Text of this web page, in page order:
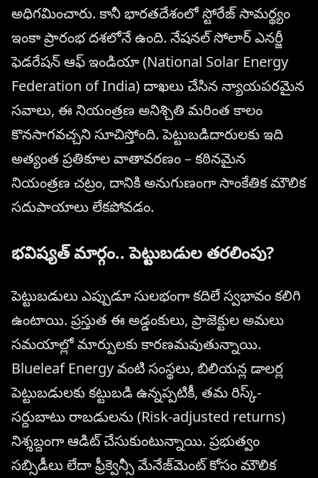
అధిగమించారు. కానీ భారతదేశంలో స్టోరేజ్ సామర్థ్యం
ఇంకా ప్రారంభ దశలోనే ఉంది. నేషనల్ సోలార్ ఎనర్జీ
ఫెడరేషన్ ఆఫ్ ఇండియా (National Solar Energy
Federation of India) దాఖలు చేసిన న్యాయపరమైన
సవాలు, ఈ నియంత్రణ అనిశ్చితి మరింత కాలం
కొనసాగవచ్చని సూచిస్తోంది. పెట్టుబడిదారులకు ఇది
అత్యంత ప్రతికూల వాతావరణం – కఠినమైన
నియంత్రణ చట్రం, దానికి అనుగుణంగా సాంకేతిక మౌలిక
సదుపాయాలు లేకపోవడం.
భవిష్యత్ మార్గం.. పెట్టుబడుల తరలింపు?
పెట్టుబడులు ఎప్పుడూ సులభంగా కదిలే స్వభావం కలిగి
ఉంటాయి. ప్రస్తుత ఈ అడ్డంకులు, ప్రాజెక్టుల అమలు
సమయాల్లో మార్పులకు కారణమవుతున్నాయి.
Blueleaf Energy వంటి సంస్థలు, బిలియన్ల డాలర్ల
పెట్టుబడులకు కట్టుబడి ఉన్నప్పటికీ, తమ రిస్క్-
సర్దుబాటు రాబడులను (Risk-adjusted returns)
నిశ్శబ్దంగా ఆడిట్ చేసుకుంటున్నాయి. ప్రభుత్వం
సబ్సిడీలు లేదా ఫ్రీక్వెన్సీ మేనేజ్‌మెంట్ కోసం మౌలిక